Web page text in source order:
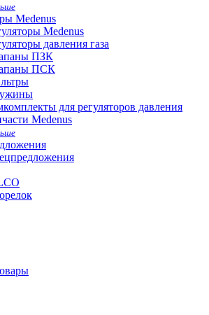
Medenus
Medenus
давления газа
ПЗК
ПСК
для регуляторов давления
Medenus